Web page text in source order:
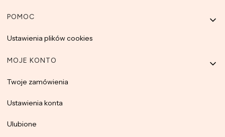
POMOC
Ustawienia plików cookies
MOJE KONTO
Twoje zamówienia
Ustawienia konta
Ulubione